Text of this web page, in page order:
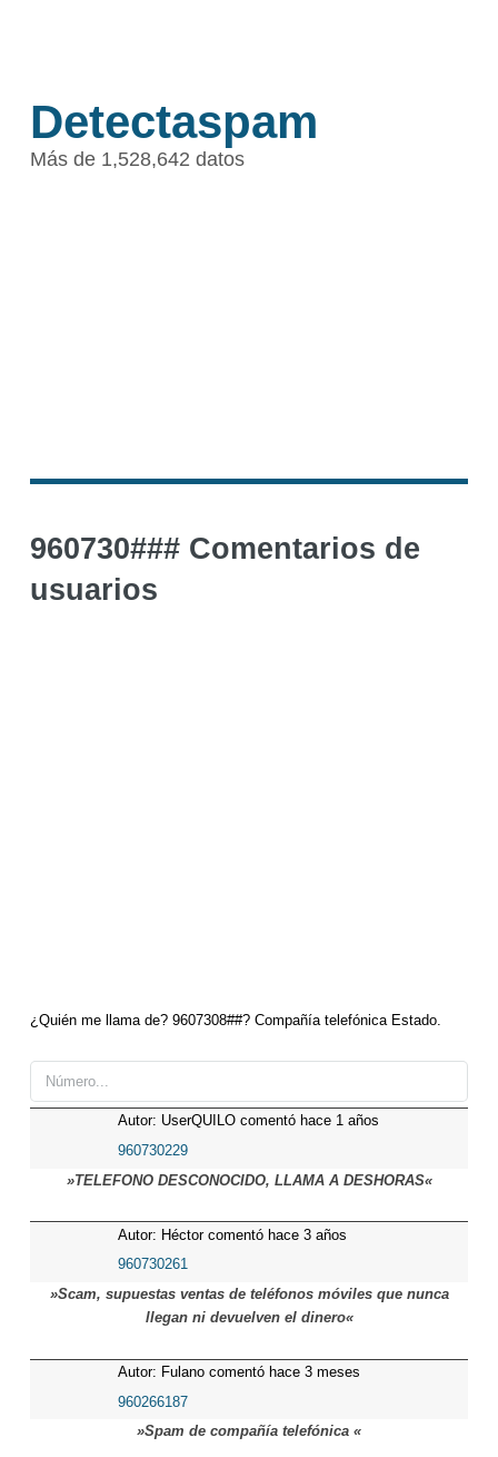
Detectaspam
Más de 1,528,642 datos
960730### Comentarios de
usuarios
¿Quién me llama de? 9607308##? Compañía telefónica Estado.
Autor: UserQUILO comentó hace 1 años
960730229
»TELEFONO DESCONOCIDO, LLAMA A DESHORAS«
Autor: Héctor comentó hace 3 años
960730261
»Scam, supuestas ventas de teléfonos móviles que nunca
llegan ni devuelven el dinero«
Autor: Fulano comentó hace 3 meses
960266187
»Spam de compañía telefónica «